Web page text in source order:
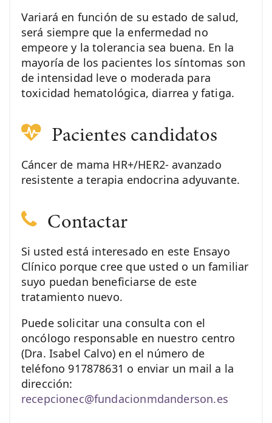
Variará en función de su estado de salud,
será siempre que la enfermedad no
empeore y la tolerancia sea buena. En la
mayoría de los pacientes los síntomas son
de intensidad leve o moderada para
toxicidad hematológica, diarrea y fatiga.
Pacientes candidatos
Cáncer de mama HR+/HER2- avanzado
resistente a terapia endocrina adyuvante.
Contactar
Si usted está interesado en este Ensayo
Clínico porque cree que usted o un familiar
suyo puedan beneficiarse de este
tratamiento nuevo.
Puede solicitar una consulta con el
oncólogo responsable en nuestro centro
(Dra. Isabel Calvo) en el número de
teléfono 917878631 o enviar un mail a la
dirección:
recepcionec@fundacionmdanderson.es